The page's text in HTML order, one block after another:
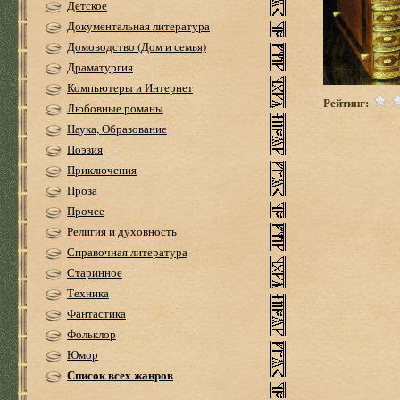
Детское
Документальная литература
Домоводство (Дом и семья)
Драматургия
Компьютеры и Интернет
Любовные романы
Наука, Образование
Поэзия
Приключения
Проза
Прочее
Религия и духовность
Справочная литература
Старинное
Техника
Фантастика
Фольклор
Юмор
Список всех жанров
Рейтинг: